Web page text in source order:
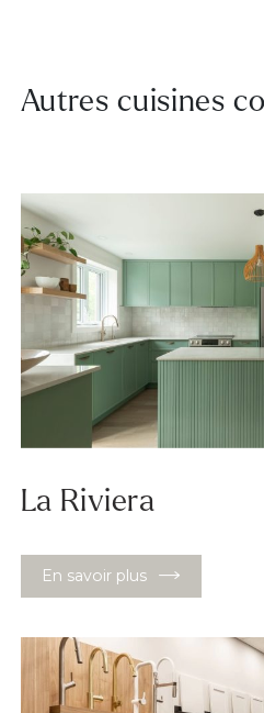
Autres cuisines
La Riviera
En savoir plus